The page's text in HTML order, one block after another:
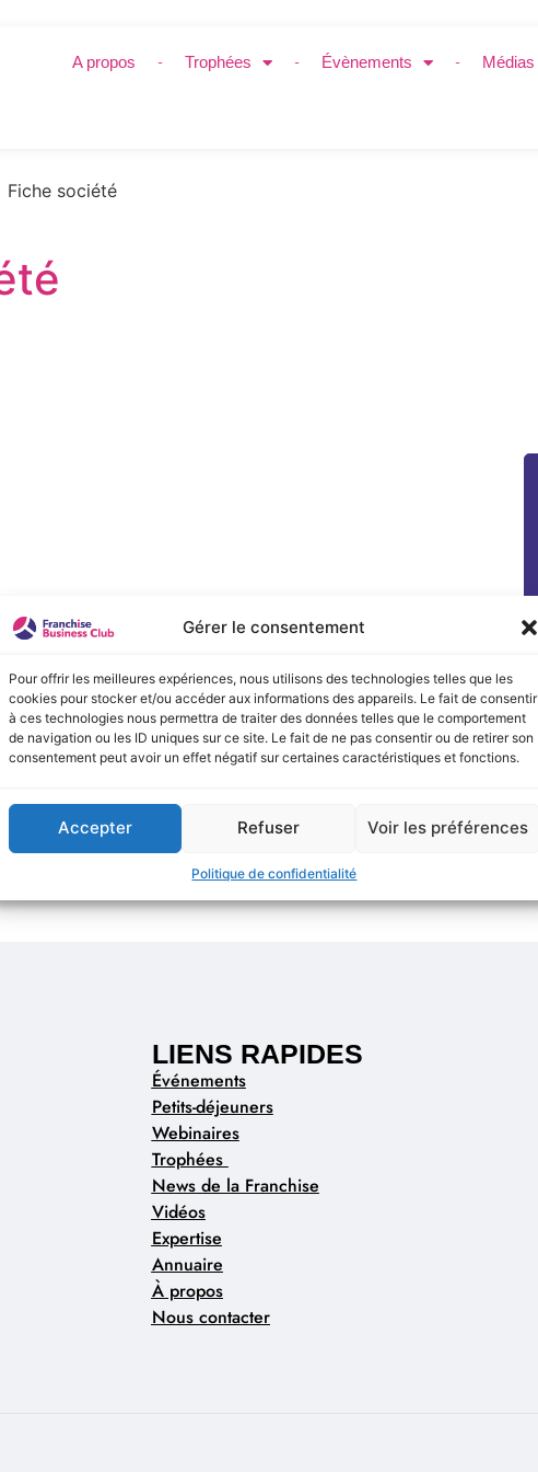
Gérer le consentement
Pour offrir les meilleures expériences, nous utilisons des technologies telles que les
cookies pour stocker et/ou accéder aux informations des appareils. Le fait de consentir
à ces technologies nous permettra de traiter des données telles que le comportement
de navigation ou les ID uniques sur ce site. Le fait de ne pas consentir ou de retirer son
consentement peut avoir un effet négatif sur certaines caractéristiques et fonctions.
Accepter Refuser Voir les préférences
Politique de confidentialité
A propos Trophées Évènements Médias
Fiche société
:
actuellement !
LIENS RAPIDES
Événements
Petits-déjeuners
Webinaires
Trophées
News de la Franchise
Vidéos
Expertise
Annuaire
À propos
Nous contacter